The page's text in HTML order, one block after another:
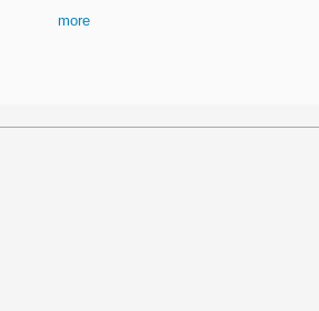
完全騙到身邊的人·以為是新
more